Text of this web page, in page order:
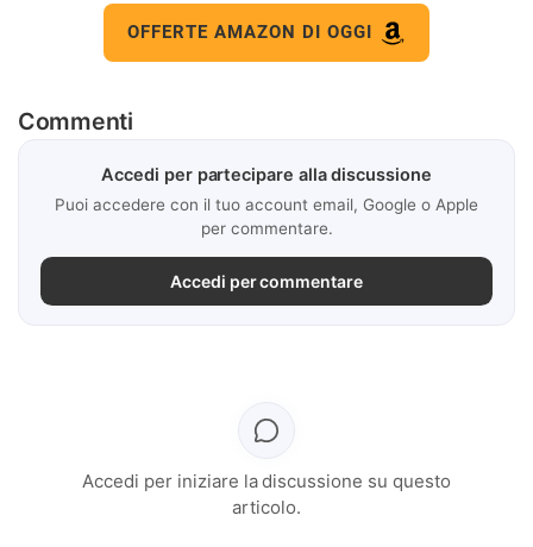
OFFERTE AMAZON DI OGGI
Commenti
Accedi per partecipare alla discussione
Puoi accedere con il tuo account email, Google o Apple
per commentare.
Accedi per commentare
Accedi per iniziare la discussione su questo
articolo.